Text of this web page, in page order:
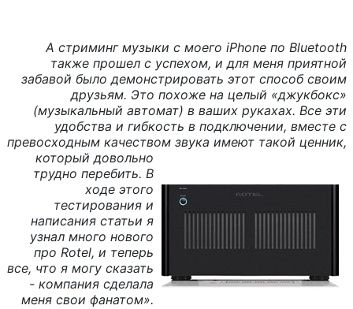
А стриминг музыки с моего iPhone по Bluetooth
также прошел с успехом, и для меня приятной
забавой было демонстрировать этот способ своим
друзьям. Это похоже на целый «джукбокс»
(музыкальный автомат) в ваших рукахaх. Все эти
удобства и гибкость в подключении, вместе с
превосходным качеством звука имеют такой ценник,
который довольно
трудно перебить. В
ходе этого
тестирования и
написания статьи я
узнал много нового
про Rotel, и теперь
все, что я могу сказать
- компания сделала
меня свои фанатом».